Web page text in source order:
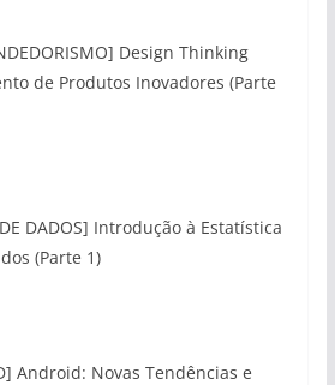
Design Thinking
de Produtos Inovadores (Parte
DADOS] Introdução à Estatística
(Parte 1)
Android: Novas Tendências e